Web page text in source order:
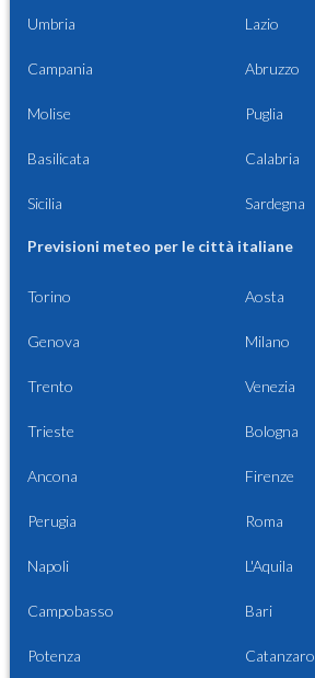
Umbria Lazio
Campania Abruzzo
Molise Puglia
Basilicata Calabria
Sicilia Sardegna
Previsioni meteo per le città italiane
Torino Aosta
Genova Milano
Trento Venezia
Trieste Bologna
Ancona Firenze
Perugia Roma
Napoli L'Aquila
Campobasso Bari
Potenza Catanzaro